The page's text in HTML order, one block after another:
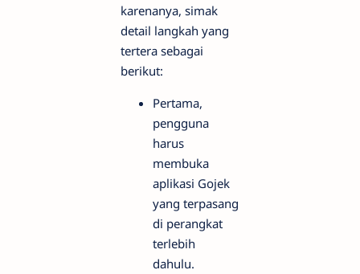
karenanya, simak
detail langkah yang
tertera sebagai
berikut:
Pertama,
pengguna
harus
membuka
aplikasi Gojek
yang terpasang
di perangkat
terlebih
dahulu.